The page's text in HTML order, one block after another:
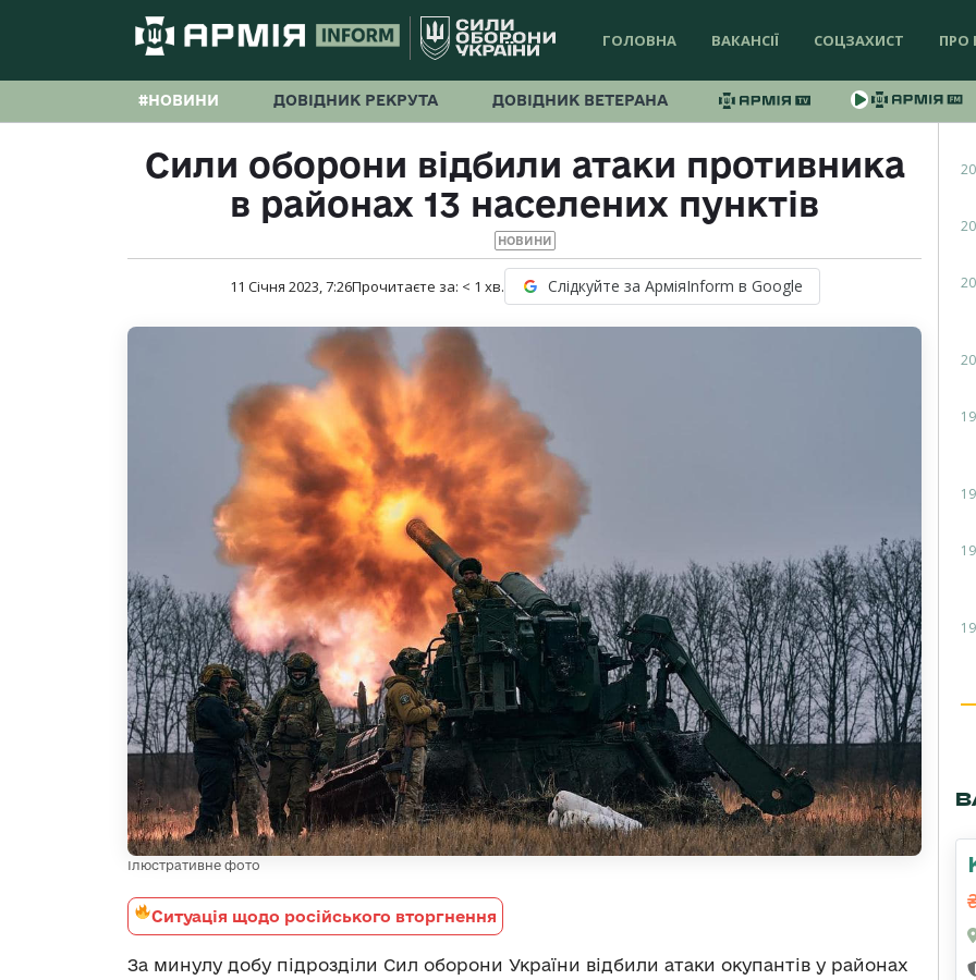
ГОЛОВНА ВАКАНСІЇ СОЦЗАХИСТ ПРО
#НОВИНИ ДОВІДНИК РЕКРУТА ДОВІДНИК ВЕТЕРАНА
Сили оборони відбили атаки противника
в районах 13 населених пунктів
НОВИНИ
11 Січня 2023, 7:26Прочитаєте за: < 1 хв. Слідкуйте за АрміяInform в Google
Ілюстративне фото
Ситуація щодо російського вторгнення
За минулу добу підрозділи Сил оборони України відбили атаки окупантів у районах